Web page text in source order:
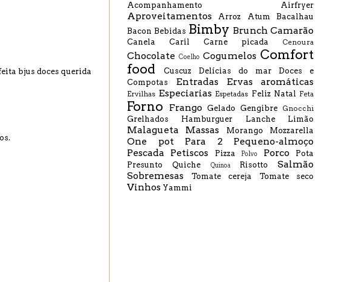
bjus doces querida
Acompanhamento Airfryer
Aproveitamentos Arroz Atum
Bacalhau
Bacon Bebidas Bimby Brunch Camarão
Canela Caril Carne picada Cenoura
Chocolate Coelho Cogumelos Comfort
food
Cuscuz Delícias do mar
Doces e
Compotas
Entradas Ervas aromáticas
Ervilhas Especiarias Espetadas Feliz Natal Feta
Forno Frango Gelado Gengibre Gnocchi
Grelhados Hamburguer Lanche Limão
Malagueta Massas Morango Mozzarella
One pot Para 2
Pequeno-almoço
Pescada
Petiscos Pizza Polvo Porco
Pota
Presunto
Quiche Quinoa Risotto
Salmão
Sobremesas
Tomate cereja Tomate seco
Vinhos Yammi